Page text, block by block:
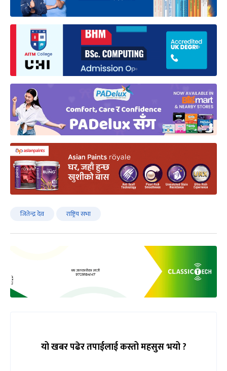
जितेन्द्र देव राष्ट्रिय सभा
यो खबर पढेर तपाईलाई कस्तो महसुस भयो ?